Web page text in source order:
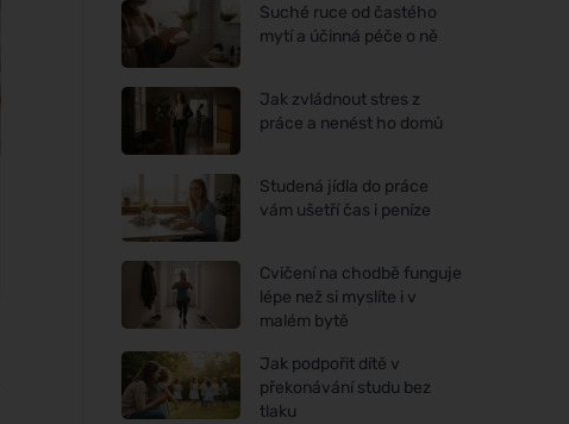
Suché ruce od častého
mytí a účinná péče o ně
Jak zvládnout stres z
práce a nenést ho domů
Studená jídla do práce
vám ušetří čas i peníze
Cvičení na chodbě funguje
lépe než si myslíte i v
malém bytě
Jak podpořit dítě v
překonávání studu bez
tlaku